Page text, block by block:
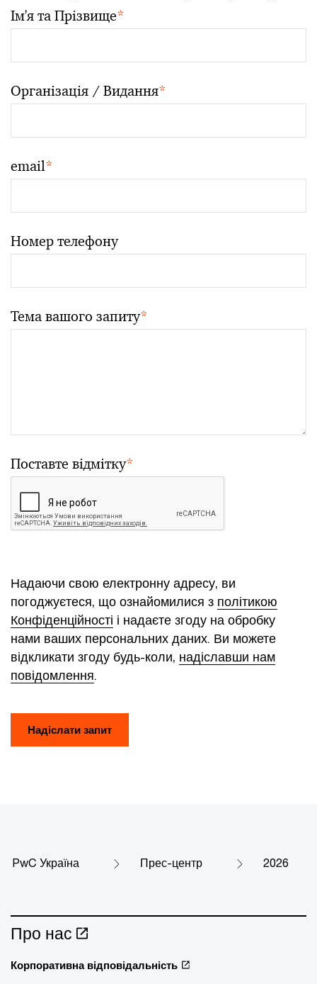
Ім'я та Прізвище*
Організація / Видання*
email*
Номер телефону
Тема вашого запиту*
Поставте відмітку*
Надаючи свою електронну адресу, ви
погоджуєтеся, що ознайомилися з політикою
Конфіденційності і надаєте згоду на обробку
нами ваших персональних даних. Ви можете
відкликати згоду будь-коли, надіславши нам
повідомлення.
Надіслати запит
PwC Україна Прес-центр 2026
Про нас
Корпоративна відповідальність